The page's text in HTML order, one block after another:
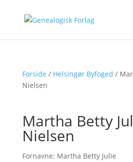
Forside / Helsingør Byfoged /
Nielsen
Martha Betty
Nielsen
Fornavne: Martha Betty Julie